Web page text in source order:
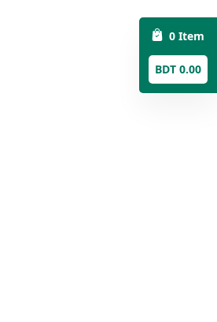
0 Item
BDT 0.00